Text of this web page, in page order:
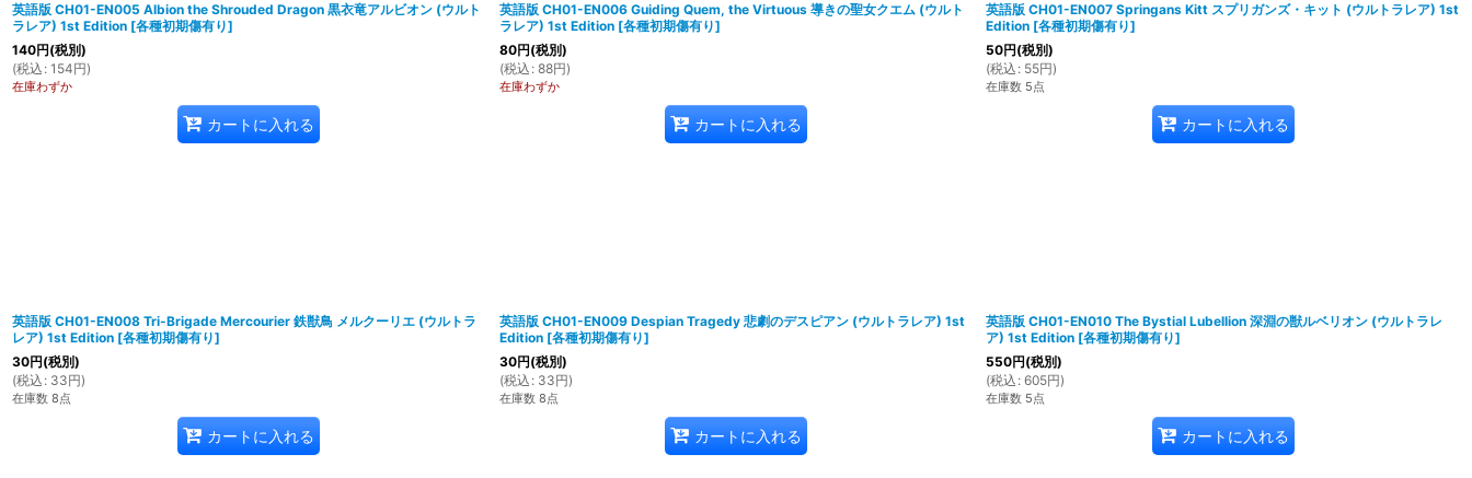
英語版 CH01-EN005 Albion the Shrouded Dragon 黒衣竜アルビオン (ウルト
ラレア) 1st Edition [各種初期傷有り]
140円(税別)
(税込 : 154円)
在庫わずか
カートに入れる
英語版 CH01-EN006 Guiding Quem, the Virtuous 導きの聖女クエム (ウルト
ラレア) 1st Edition [各種初期傷有り]
80円(税別)
(税込 : 88円)
在庫わずか
カートに入れる
英語版 CH01-EN007 Springans Kitt スプリガンズ・キット (ウルトラレア) 1st
Edition [各種初期傷有り]
50円(税別)
(税込 : 55円)
在庫数 5点
カートに入れる
英語版 CH01-EN008 Tri-Brigade Mercourier 鉄獣鳥 メルクーリエ (ウルトラ
レア) 1st Edition [各種初期傷有り]
30円(税別)
(税込 : 33円)
在庫数 8点
カートに入れる
英語版 CH01-EN009 Despian Tragedy 悲劇のデスピアン (ウルトラレア) 1st
Edition [各種初期傷有り]
30円(税別)
(税込 : 33円)
在庫数 8点
カートに入れる
英語版 CH01-EN010 The Bystial Lubellion 深淵の獣ルベリオン (ウルトラレ
ア) 1st Edition [各種初期傷有り]
550円(税別)
(税込 : 605円)
在庫数 5点
カートに入れる